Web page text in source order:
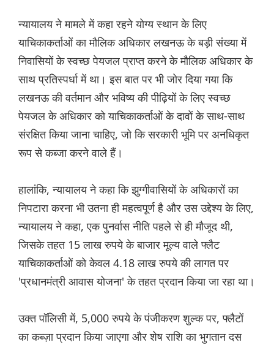
न्यायालय ने मामले में कहा रहने योग्य स्थान के लिए
याचिकाकर्ताओं का मौलिक अधिकार लखनऊ के बड़ी संख्या में
निवासियों के स्वच्छ पेयजल प्राप्त करने के मौलिक अधिकार के
साथ प्रतिस्पर्धा में था। इस बात पर भी जोर दिया गया कि
लखनऊ की वर्तमान और भविष्य की पीढ़ियों के लिए स्वच्छ
पेयजल के अधिकार को याचिकाकर्ताओं के दावों के साथ-साथ
संरक्षित किया जाना चाहिए, जो कि सरकारी भूमि पर अनधिकृत
रूप से कब्जा करने वाले हैं।
हालांकि, न्यायालय ने कहा कि झुग्गीवासियों के अधिकारों का
निपटारा करना भी उतना ही महत्वपूर्ण है और उस उद्देश्य के लिए,
न्यायालय ने कहा, एक पुनर्वास नीति पहले से ही मौजूद थी,
जिसके तहत 15 लाख रुपये के बाजार मूल्य वाले फ्लैट
याचिकाकर्ताओं को केवल 4.18 लाख रुपये की लागत पर
'प्रधानमंत्री आवास योजना' के तहत प्रदान किया जा रहा था।
उक्त पॉलिसी में, 5,000 रुपये के पंजीकरण शुल्क पर, फ्लैटों
का कब्ज़ा प्रदान किया जाएगा और शेष राशि का भुगतान दस